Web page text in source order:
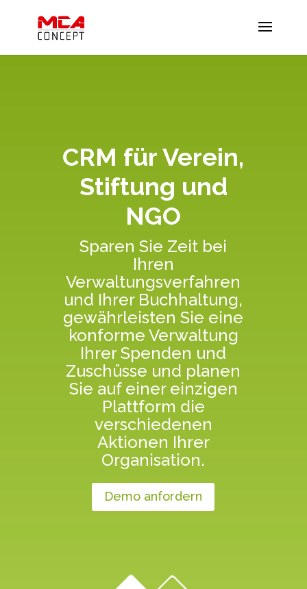
CRM für Verein,
Stiftung und
NGO
Sparen Sie Zeit bei
Ihren
Verwaltungsverfahren
und Ihrer Buchhaltung,
gewährleisten Sie eine
konforme Verwaltung
Ihrer Spenden und
Zuschüsse und planen
Sie auf einer einzigen
Plattform die
verschiedenen
Aktionen Ihrer
Organisation.
Demo anfordern